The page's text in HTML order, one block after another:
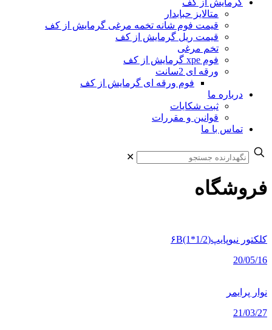
گرمایش از کف
متالایز حبابدار
قیمت فوم شانه تخمه مرغی گرمایش از کف
قیمت ریل گرمایش از کف
تخم مرغی
فوم xpe گرمایش از کف
ورقه ای 2سانت
فوم ورقه ای گرمایش از کف
درباره ما
ثبت شکایات
قوانین و مقررات
تماس با ما
✕
فروشگاه
کلکتور نیوپایپ(۶B(1*1/2
20/05/16
نوار پرایمر
21/03/27